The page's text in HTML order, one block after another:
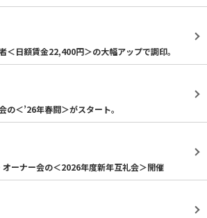
＜日額賃金22,400円＞の大幅アップで調印。
の＜’26年春闘＞がスタート。
ーナー会の＜2026年度新年互礼会＞開催